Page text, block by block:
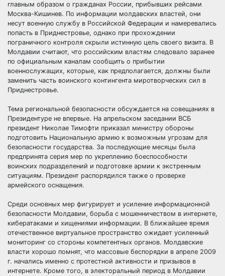
главным образом о гражданах России, прибывших рейсами
Москва-Кишинев. По информации молдавских властей, они
несут военную службу в Российской Федерации и намеревались
попасть в Приднестровье, однако при прохождении
пограничного контроля скрыли истинную цель своего визита. В
Молдавии считают, что российским властям следовало заранее
по официальным каналам сообщить о прибытии
военнослужащих, которые, как предполагается, должны были
заменить часть воинского контингента миротворческих сил в
Приднестровье.
Тема региональной безопасности обсуждается на совещаниях в
Президентуре не впервые. На апрельском заседании ВСБ
президент Николае Тимофти приказал министру обороны
подготовить Национальную армию к возможным угрозам для
безопасности государства. За последующие месяцы была
предпринята серия мер по укреплению боеспособности
воинских подразделений и подготовке армии к экстренным
ситуациям. Президент распорядился также о проверке
армейского оснащения.
Среди основных мер фигурирует и усиление информационной
безопасности Молдавии, борьба с мошенничеством в интернете,
кибератаками и хищениями информации. В ближайшее время
отечественное виртуальное пространство ожидает усиленный
мониторинг со стороны компетентных органов. Молдавские
власти хорошо помнят, что массовые беспорядки в апреле 2009
г. начались именно с протестной активности и призывов в
интернете. Кроме того, в электоральный период в Молдавии